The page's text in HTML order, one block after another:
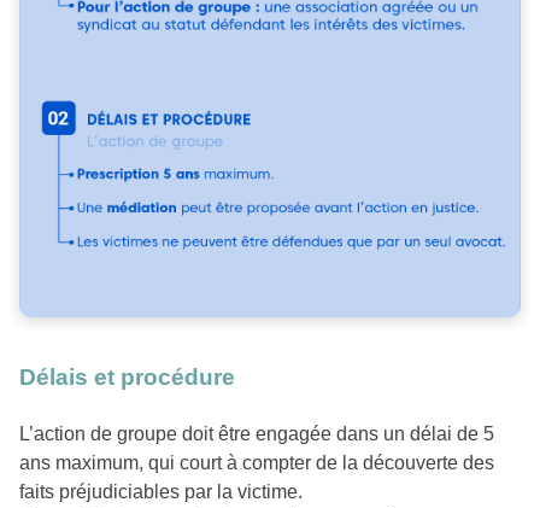
Délais et procédure
L’action de groupe doit être engagée dans un délai de 5
ans maximum, qui court à compter de la découverte des
faits préjudiciables par la victime.